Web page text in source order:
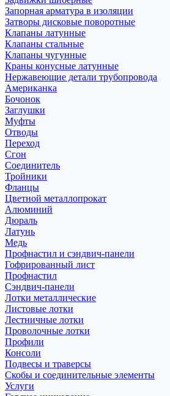
Запорная арматура в изоляции
Затворы дисковые поворотные
Клапаны латунные
Клапаны стальные
Клапаны чугунные
Краны конусные латунные
Нержавеющие детали трубопровода
Американка
Бочонок
Заглушки
Муфты
Отводы
Переход
Сгон
Соединитель
Тройники
Фланцы
Цветной металлопрокат
Алюминий
Дюраль
Латунь
Медь
Профнастил и сэндвич-панели
Гофрированный лист
Профнастил
Сэндвич-панели
Лотки металлические
Листовые лотки
Лестничные лотки
Проволочные лотки
Профили
Консоли
Подвесы и траверсы
Скобы и соединительные элементы
Услуги